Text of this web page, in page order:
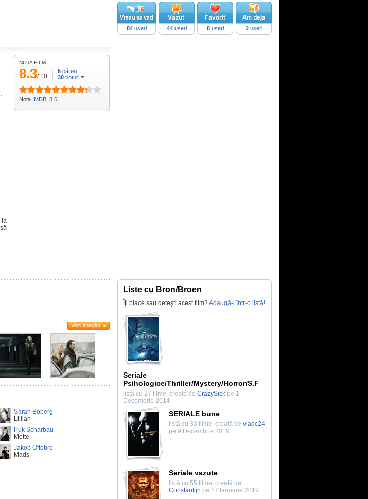
,
la
NOTA FILM
8.3/ 10
5 păreri
30 voturi
Nota IMDB: 8.6
84 useri 44useri 8useri 2useri
Vezi imagini
Sarah Boberg
Lillian
Puk Scharbau
Mette
Jakob Oftebro
Mads
Liste cu Bron/Broen
Îţi place sau deteşti acest film?Adaugă-l într-o listă!
Seriale
Psihologice/Thriller/Mystery/Horror/S.F
listă cu 27 filme, creată de CrazySick pe 1
Decembrie 2014
SERIALE bune
listă cu 33 filme, creată de vladc24
pe 9 Decembrie 2019
Seriale vazute
listă cu 55 filme, creată de
Constantijn pe 27 Ianuarie 2019